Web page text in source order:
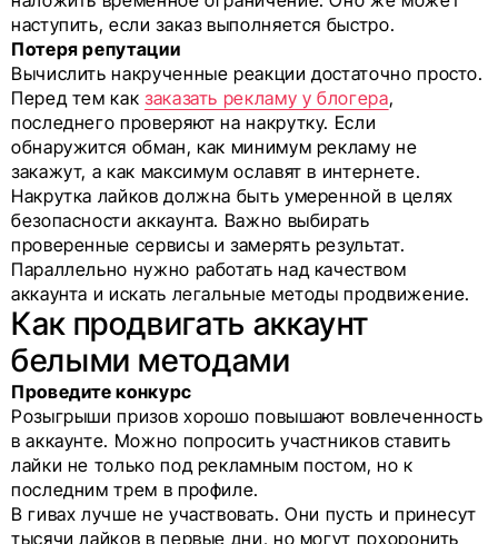
наступить, если заказ выполняется быстро.
Потеря репутации
Вычислить накрученные реакции достаточно просто.
Перед тем как заказать рекламу у блогера,
последнего проверяют на накрутку. Если
обнаружится обман, как минимум рекламу не
закажут, а как максимум ославят в интернете.
Накрутка лайков должна быть умеренной в целях
безопасности аккаунта. Важно выбирать
проверенные сервисы и замерять результат.
Параллельно нужно работать над качеством
аккаунта и искать легальные методы продвижение.
Как продвигать аккаунт
белыми методами
Проведите конкурс
Розыгрыши призов хорошо повышают вовлеченность
в аккаунте. Можно попросить участников ставить
лайки не только под рекламным постом, но к
последним трем в профиле.
В гивах лучше не участвовать. Они пусть и принесут
тысячи лайков в первые дни, но могут похоронить